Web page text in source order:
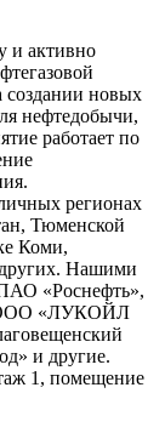
и активно
новых
нефтедобычи,
работает по
регионах
Тюменской
Коми,
других. Нашими
«Роснефть»,
«ЛУКОЙЛ
и другие.
1, помещение